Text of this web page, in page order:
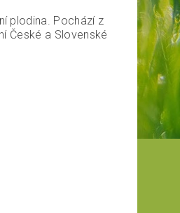
plodina. Pochází z
České a Slovenské